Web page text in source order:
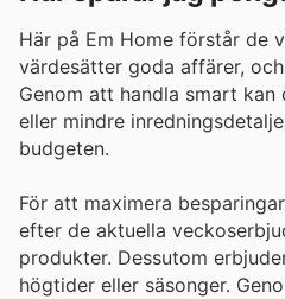
Här på Em Home förstår de
värdesätter goda affärer,
Genom att handla smart
eller mindre
budgeten.
För att maximera
efter de aktuella
produkter. Dessutom
högtider eller säsonger.